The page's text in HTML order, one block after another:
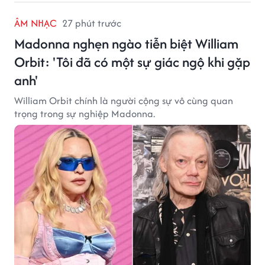
ÂM NHẠC 27 phút trước
Madonna nghẹn ngào tiễn biệt William
Orbit: 'Tôi đã có một sự giác ngộ khi gặp
anh'
William Orbit chính là người cộng sự vô cùng quan
trọng trong sự nghiệp Madonna.